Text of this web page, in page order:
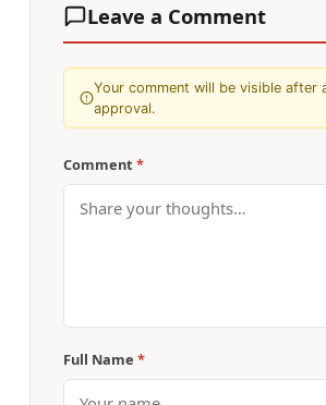
Leave a Comment
Your comment will be visible after
approval.
Comment *
Full Name *